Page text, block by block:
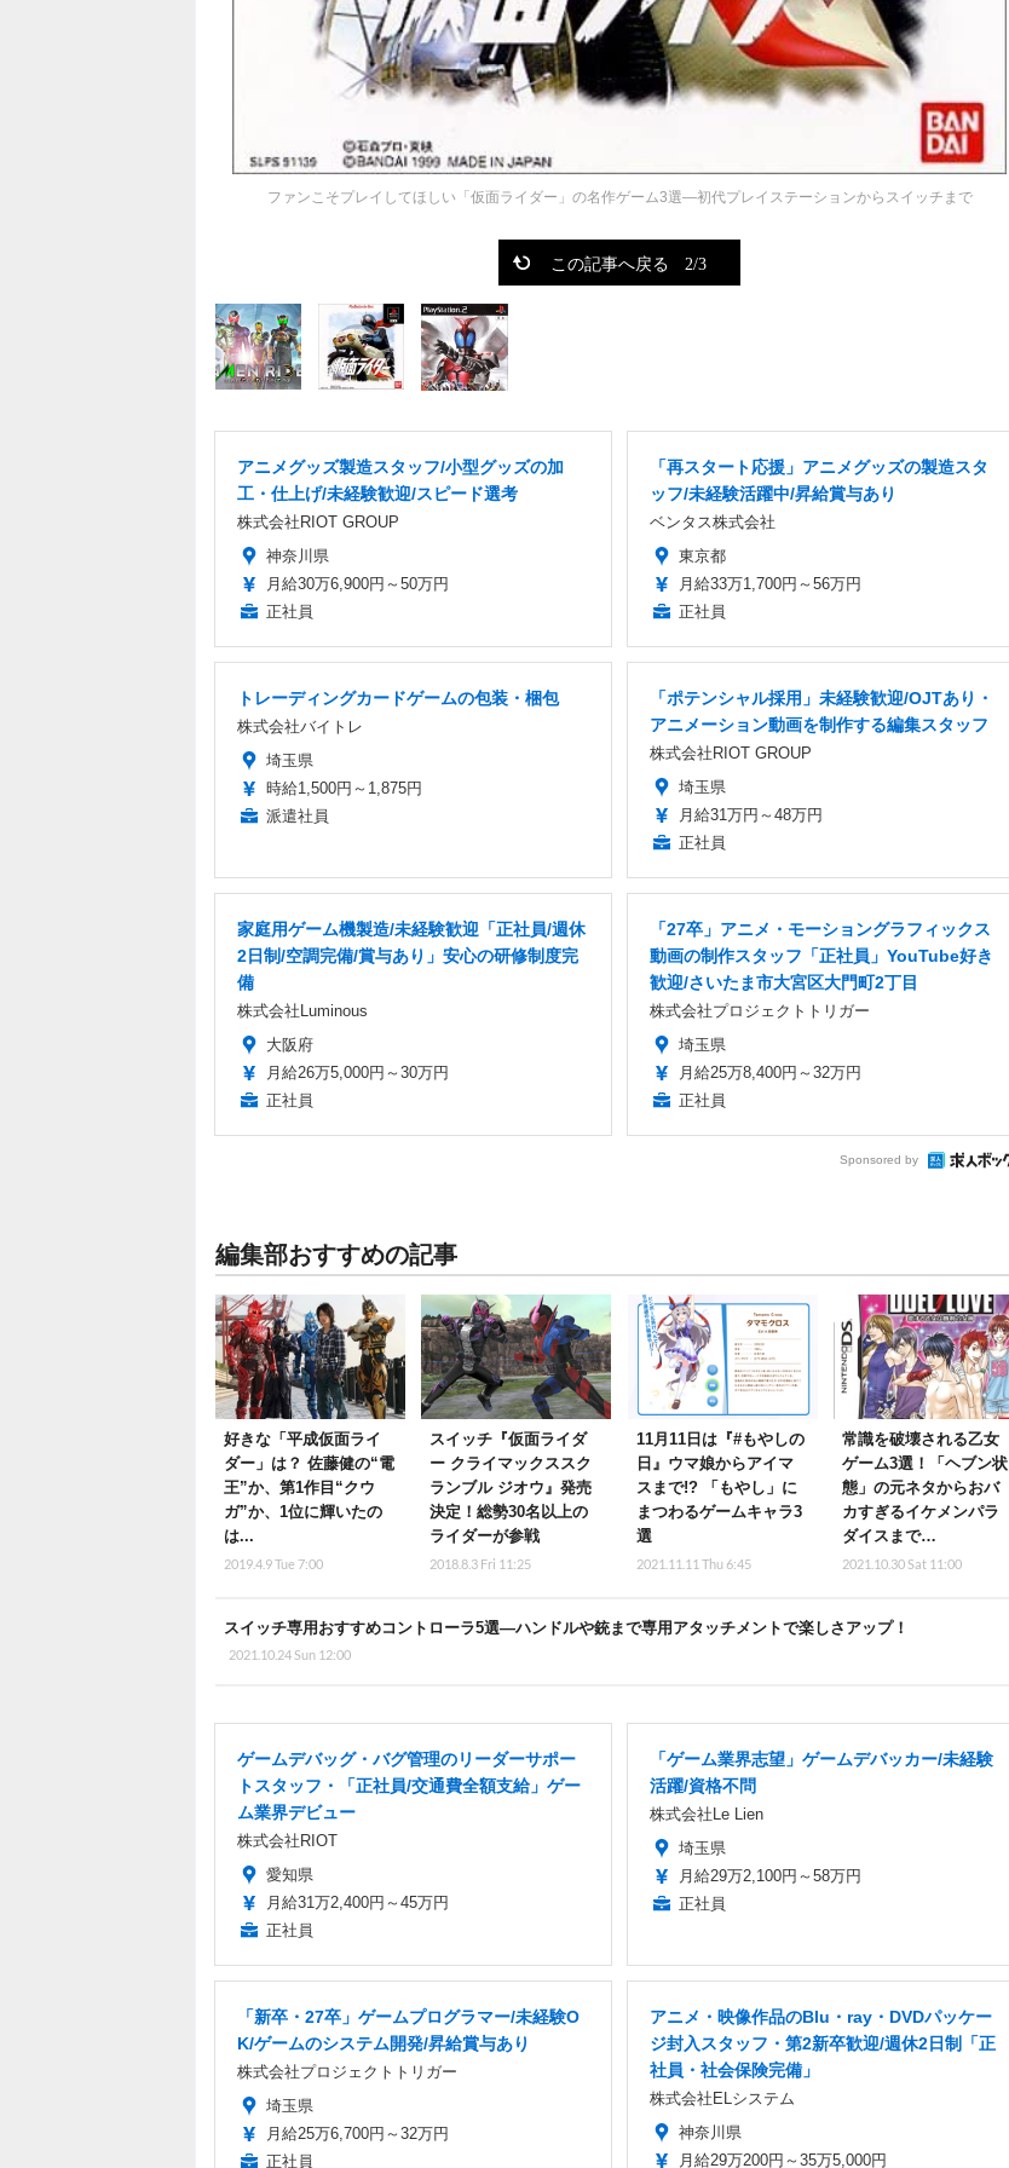
ファンこそプレイしてほしい「仮面ライダー」の名作ゲーム3選―初代プレイステーションからスイッチまで
この記事へ戻る 2/3
アニメグッズ製造スタッフ/小型グッズの加
工・仕上げ/未経験歓迎/スピード選考
株式会社RIOT GROUP
神奈川県
月給30万6,900円～50万円
正社員
「再スタート応援」アニメグッズの製造スタ
ッフ/未経験活躍中/昇給賞与あり
ベンタス株式会社
東京都
月給33万1,700円～56万円
正社員
トレーディングカードゲームの包装・梱包
株式会社バイトレ
埼玉県
時給1,500円～1,875円
派遣社員
「ポテンシャル採用」未経験歓迎/OJTあり・
アニメーション動画を制作する編集スタッフ
株式会社RIOT GROUP
埼玉県
月給31万円～48万円
正社員
家庭用ゲーム機製造/未経験歓迎「正社員/週休
2日制/空調完備/賞与あり」安心の研修制度完
備
株式会社Luminous
大阪府
月給26万5,000円～30万円
正社員
「27卒」アニメ・モーショングラフィックス
動画の制作スタッフ「正社員」YouTube好き
歓迎/さいたま市大宮区大門町2丁目
株式会社プロジェクトトリガー
埼玉県
月給25万8,400円～32万円
正社員
Sponsored by
編集部おすすめの記事
好きな「平成仮面ライ
ダー」は？ 佐藤健の“電
王”か、第1作目“クウ
ガ”か、1位に輝いたの
は...
2019.4.9 Tue 7:00
スイッチ『仮面ライダ
ー クライマックススク
ランブル ジオウ』発売
決定！総勢30名以上の
ライダーが参戦
2018.8.3 Fri 11:25
11月11日は『#もやしの
日』ウマ娘からアイマ
スまで!? 「もやし」に
まつわるゲームキャラ3
選
2021.11.11 Thu 6:45
常識を破壊される乙女
ゲーム3選！「ヘブン状
態」の元ネタからおバ
カすぎるイケメンパラ
ダイスまで…
2021.10.30 Sat 11:00
スイッチ専用おすすめコントローラ5選―ハンドルや銃まで専用アタッチメントで楽しさアップ！
2021.10.24 Sun 12:00
ゲームデバッグ・バグ管理のリーダーサポー
トスタッフ・「正社員/交通費全額支給」ゲー
ム業界デビュー
株式会社RIOT
愛知県
月給31万2,400円～45万円
正社員
「ゲーム業界志望」ゲームデバッカー/未経験
活躍/資格不問
株式会社Le Lien
埼玉県
月給29万2,100円～58万円
正社員
「新卒・27卒」ゲームプログラマー/未経験O
K/ゲームのシステム開発/昇給賞与あり
株式会社プロジェクトトリガー
埼玉県
月給25万6,700円～32万円
正社員
アニメ・映像作品のBlu・ray・DVDパッケー
ジ封入スタッフ・第2新卒歓迎/週休2日制「正
社員・社会保険完備」
株式会社ELシステム
神奈川県
月給29万200円～35万5,000円